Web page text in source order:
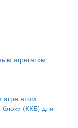
агрегатом
(ККБ) для